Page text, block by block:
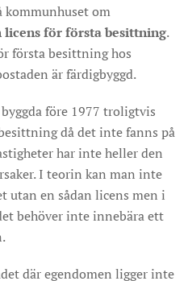
kommunhuset om
licens för första besittning.
första besittning hos
är färdigbyggd.
före 1977 troligtvis
då det inte fanns på
har inte heller den
I teorin kan man inte
utan en sådan licens men i
behöver inte innebära ett
där egendomen ligger inte